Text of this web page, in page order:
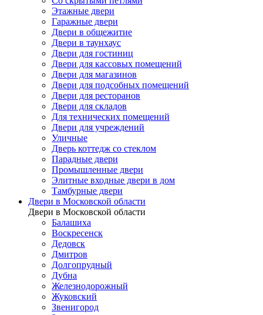
Этажные двери
Гаражные двери
Двери в общежитие
Двери в таунхаус
Двери для гостиниц
Двери для кассовых помещений
Двери для магазинов
Двери для подсобных помещений
Двери для ресторанов
Двери для складов
Для технических помещений
Двери для учреждений
Уличные
Дверь коттедж со стеклом
Парадные двери
Промышленные двери
Элитные входные двери в дом
Тамбурные двери
Двери в Московской области
Двери в Московской области
Балашиха
Воскресенск
Дедовск
Дмитров
Долгопрудный
Дубна
Железнодорожный
Жуковский
Звенигород